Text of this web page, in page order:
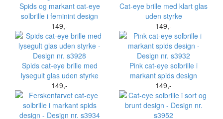
Spids og markant cat-eye
solbrille i feminint design
149,-
Cat-eye brille med klart glas
uden styrke
149,-
Spids cat-eye brille med
lysegult glas uden styrke
149,-
Pink cat-eye solbrille i
markant spids design
149,-